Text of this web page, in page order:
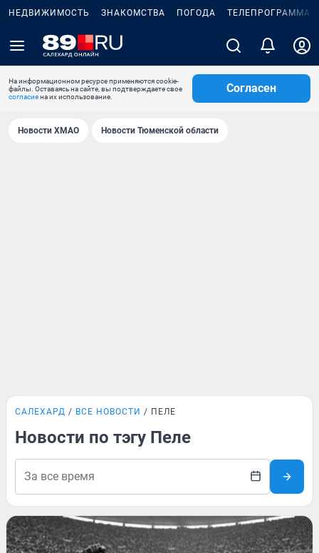
НЕДВИЖИМОСТЬ ЗНАКОМСТВА ПОГОДА ТЕЛЕПРОГРАММА
На информационном ресурсе применяются cookie-
файлы. Оставаясь на сайте, вы подтверждаете свое
согласиена их использование.
Согласен
Новости ХМАО Новости Тюменской области
САЛЕХАРД ВСЕ НОВОСТИ ПЕЛЕ
Новости по тэгу Пеле